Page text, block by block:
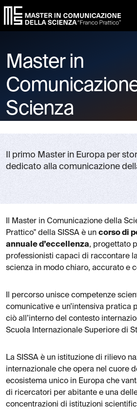
Master in
Scienza
Il primo Master in Europa per
dedicato alla comunicazione
Il Master in Comunicazione della
Prattico" della SISSA è un corso di
annuale d’eccellenza, progettato
professionisti capaci di raccontare
scienza in modo chiaro, accurato e
Il percorso unisce competenze
comunicative e un’intensiva pratica
ciò all’interno del contesto
Scuola Internazionale Superiore di
La SISSA è un istituzione di rilievo
internazionale che opera nel cuore
ecosistema unico in Europa che
di ricercatori per abitante e una
concentrazioni di istituzioni